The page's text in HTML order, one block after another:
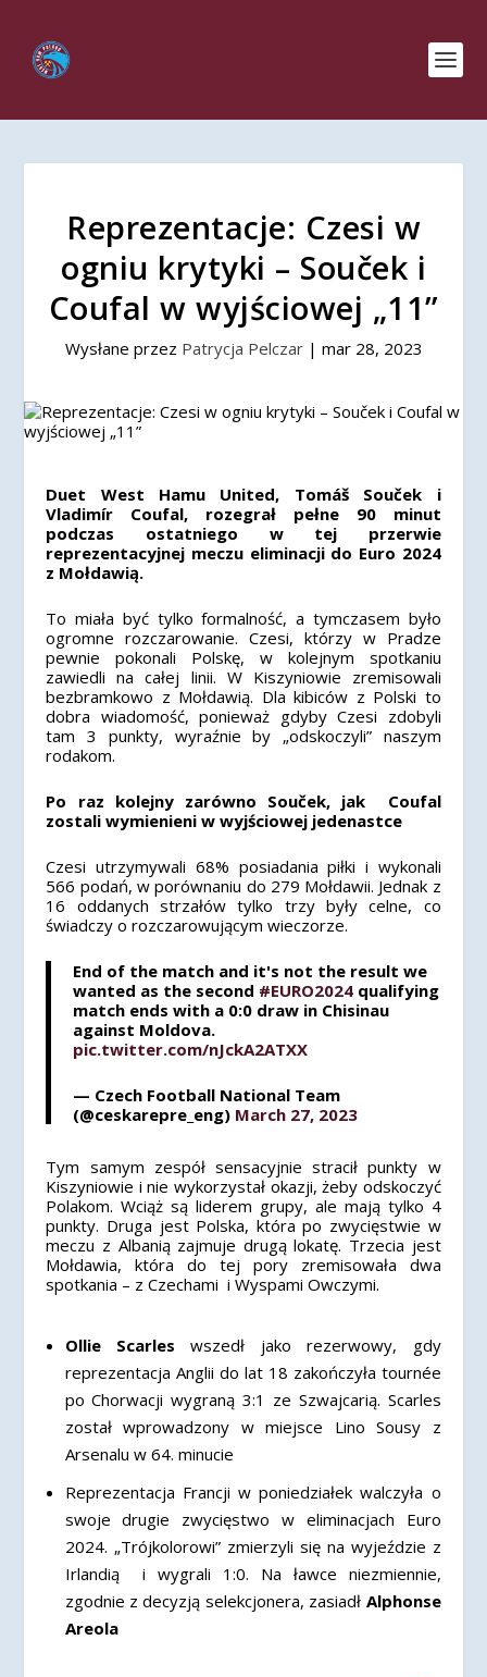
Reprezentacje: Czesi w
ogniu krytyki – Souček i
Coufal w wyjściowej „11”
Wysłane przez Patrycja Pelczar| mar 28, 2023
Duet West Hamu United, Tomáš Souček i
Vladimír Coufal, rozegrał pełne 90 minut
podczas ostatniego w tej przerwie
reprezentacyjnej meczu eliminacji do Euro 2024
z Mołdawią.
To miała być tylko formalność, a tymczasem było
ogromne rozczarowanie. Czesi, którzy w Pradze
pewnie pokonali Polskę, w kolejnym spotkaniu
zawiedli na całej linii. W Kiszyniowie zremisowali
bezbramkowo z Mołdawią. Dla kibiców z Polski to
dobra wiadomość, ponieważ gdyby Czesi zdobyli
tam 3 punkty, wyraźnie by „odskoczyli” naszym
rodakom.
Po raz kolejny zarówno Souček, jak Coufal
zostali wymienieni w wyjściowej jedenastce
Czesi utrzymywali 68% posiadania piłki i wykonali
566 podań, w porównaniu do 279 Mołdawii. Jednak z
16 oddanych strzałów tylko trzy były celne, co
świadczy o rozczarowującym wieczorze.
End of the match and it's not the result we
wanted as the second #EURO2024 qualifying
match ends with a 0:0 draw in Chisinau
against Moldova.
pic.twitter.com/nJckA2ATXX
— Czech Football National Team
(@ceskarepre_eng) March 27, 2023
Tym samym zespół sensacyjnie stracił punkty w
Kiszyniowie i nie wykorzystał okazji, żeby odskoczyć
Polakom. Wciąż są liderem grupy, ale mają tylko 4
punkty. Druga jest Polska, która po zwycięstwie w
meczu z Albanią zajmuje drugą lokatę. Trzecia jest
Mołdawia, która do tej pory zremisowała dwa
spotkania – z Czechami i Wyspami Owczymi.
Ollie Scarles wszedł jako rezerwowy, gdy
reprezentacja Anglii do lat 18 zakończyła tournée
po Chorwacji wygraną 3:1 ze Szwajcarią. Scarles
został wprowadzony w miejsce Lino Sousy z
Arsenalu w 64. minucie
Reprezentacja Francji w poniedziałek walczyła o
swoje drugie zwycięstwo w eliminacjach Euro
2024. „Trójkolorowi” zmierzyli się na wyjeździe z
Irlandią i wygrali 1:0. Na ławce niezmiennie,
zgodnie z decyzją selekcjonera, zasiadł Alphonse
Areola